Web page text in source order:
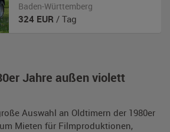
Jahre außen violett
Auswahl an Oldtimern der 1980er
Mieten für Filmproduktionen,
Baden-Württemberg
324 EUR / Tag